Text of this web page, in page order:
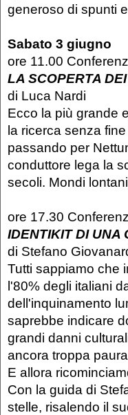
generoso di spunti
Sabato 3 giugno
ore 11.00
LA SCOPERTA
di Luca Nardi
Ecco la più grande
la ricerca senza
passando per
conduttore lega la
secoli. Mondi
ore 17.30
IDENTIKIT DI UNA
di Stefano
Tutti sappiamo che
l'80% degli italiani
dell'inquinamento
saprebbe indicare
grandi danni
ancora troppa
E allora
Con la guida di
stelle, risalendo il